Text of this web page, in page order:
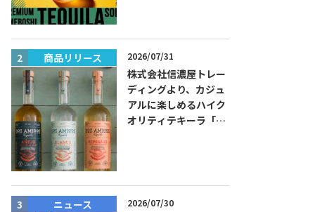
8月限定メニューに！
商品リリース 2026/07/31
株式会社信濃屋トレー
ディングより、カジュ
アルに楽しめるハイク
オリティテキーラ「ド
ニュース 2026/07/30